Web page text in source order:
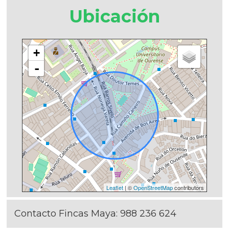
Ubicación
+
-
Leaflet| ©OpenStreetMapcontributors
Contacto Fincas Maya:988 236 624